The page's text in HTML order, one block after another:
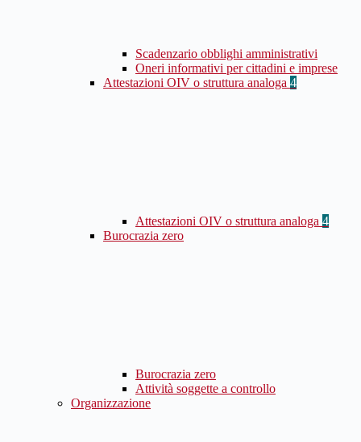
Scadenzario obblighi amministrativi
Oneri informativi per cittadini e imprese
Attestazioni OIV o struttura analoga 4
Attestazioni OIV o struttura analoga 4
Burocrazia zero
Burocrazia zero
Attività soggette a controllo
Organizzazione